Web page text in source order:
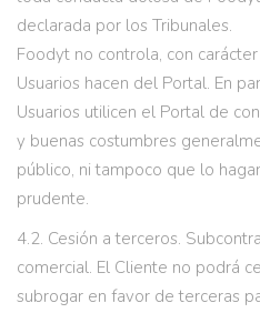
declarada por los Tribunales.
Foodyt no controla, con
Usuarios hacen del Portal. En
Usuarios utilicen el Portal de
y buenas costumbres
público, ni tampoco que lo
prudente.
4.2. Cesión a terceros.
comercial. El Cliente no podrá
subrogar en favor de terceras